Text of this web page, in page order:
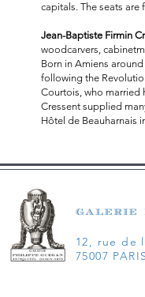
capitals. The seats
Jean-Baptiste Firmin
woodcarvers,
Born in Amiens
following the
Courtois, who married
Cressent supplied
Hôtel de Beauharnais
galerie
12, rue de
75007 PARIS